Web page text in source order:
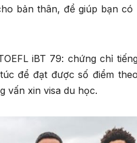
bản thân, để giúp bạn
iBT 79: chứng chỉ
để đạt được số điểm
vấn xin visa du học.